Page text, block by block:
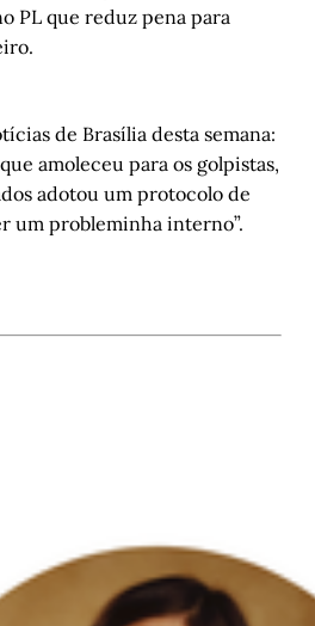
PL que reduz pena para
de Brasília desta semana:
amoleceu para os golpistas,
adotou um protocolo de
um probleminha interno”.